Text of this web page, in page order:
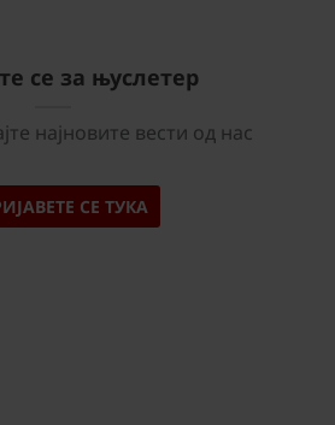
се за њуслетер
најновите вести од нас
СЕ ТУКА